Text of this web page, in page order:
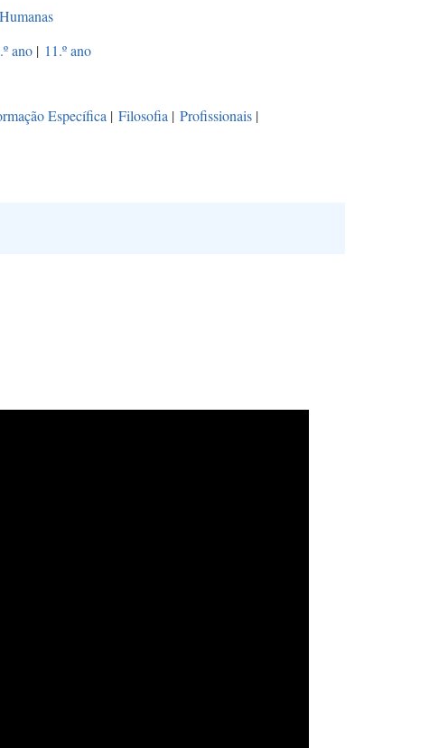
ano | 11.º ano
Específica | Filosofia | Profissionais |